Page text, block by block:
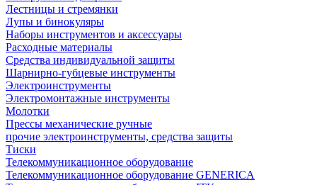
Лестницы и стремянки
Лупы и бинокуляры
Наборы инструментов и аксессуары
Расходные материалы
Средства индивидуальной защиты
Шарнирно-губцевые инструменты
Электроинструменты
Электромонтажные инструменты
Молотки
Прессы механические ручные
прочие электроинструменты, средства защиты
Тиски
Телекоммуникационное оборудование
Телекоммуникационное оборудование GENERICA